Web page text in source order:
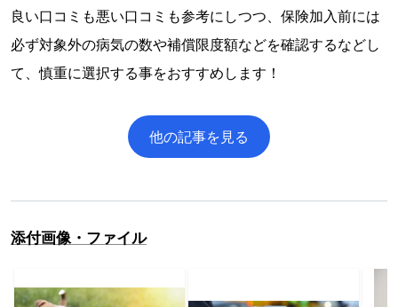
良い口コミも悪い口コミも参考にしつつ、保険加入前には
必ず対象外の病気の数や補償限度額などを確認するなどし
て、慎重に選択する事をおすすめします！
他の記事を見る
添付画像・ファイル